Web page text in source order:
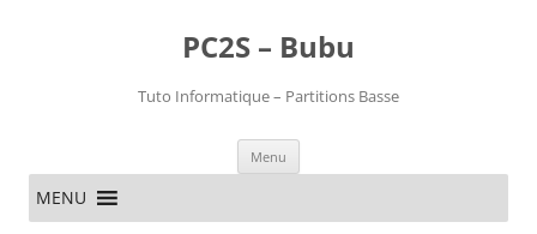
PC2S – Bubu
Tuto Informatique – Partitions Basse
Menu
contenu
MENU